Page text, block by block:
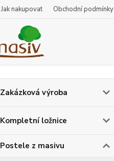
Jak nakupovat Obchodní podmínky
Zakázková výroba
Kompletní ložnice
Postele z masivu